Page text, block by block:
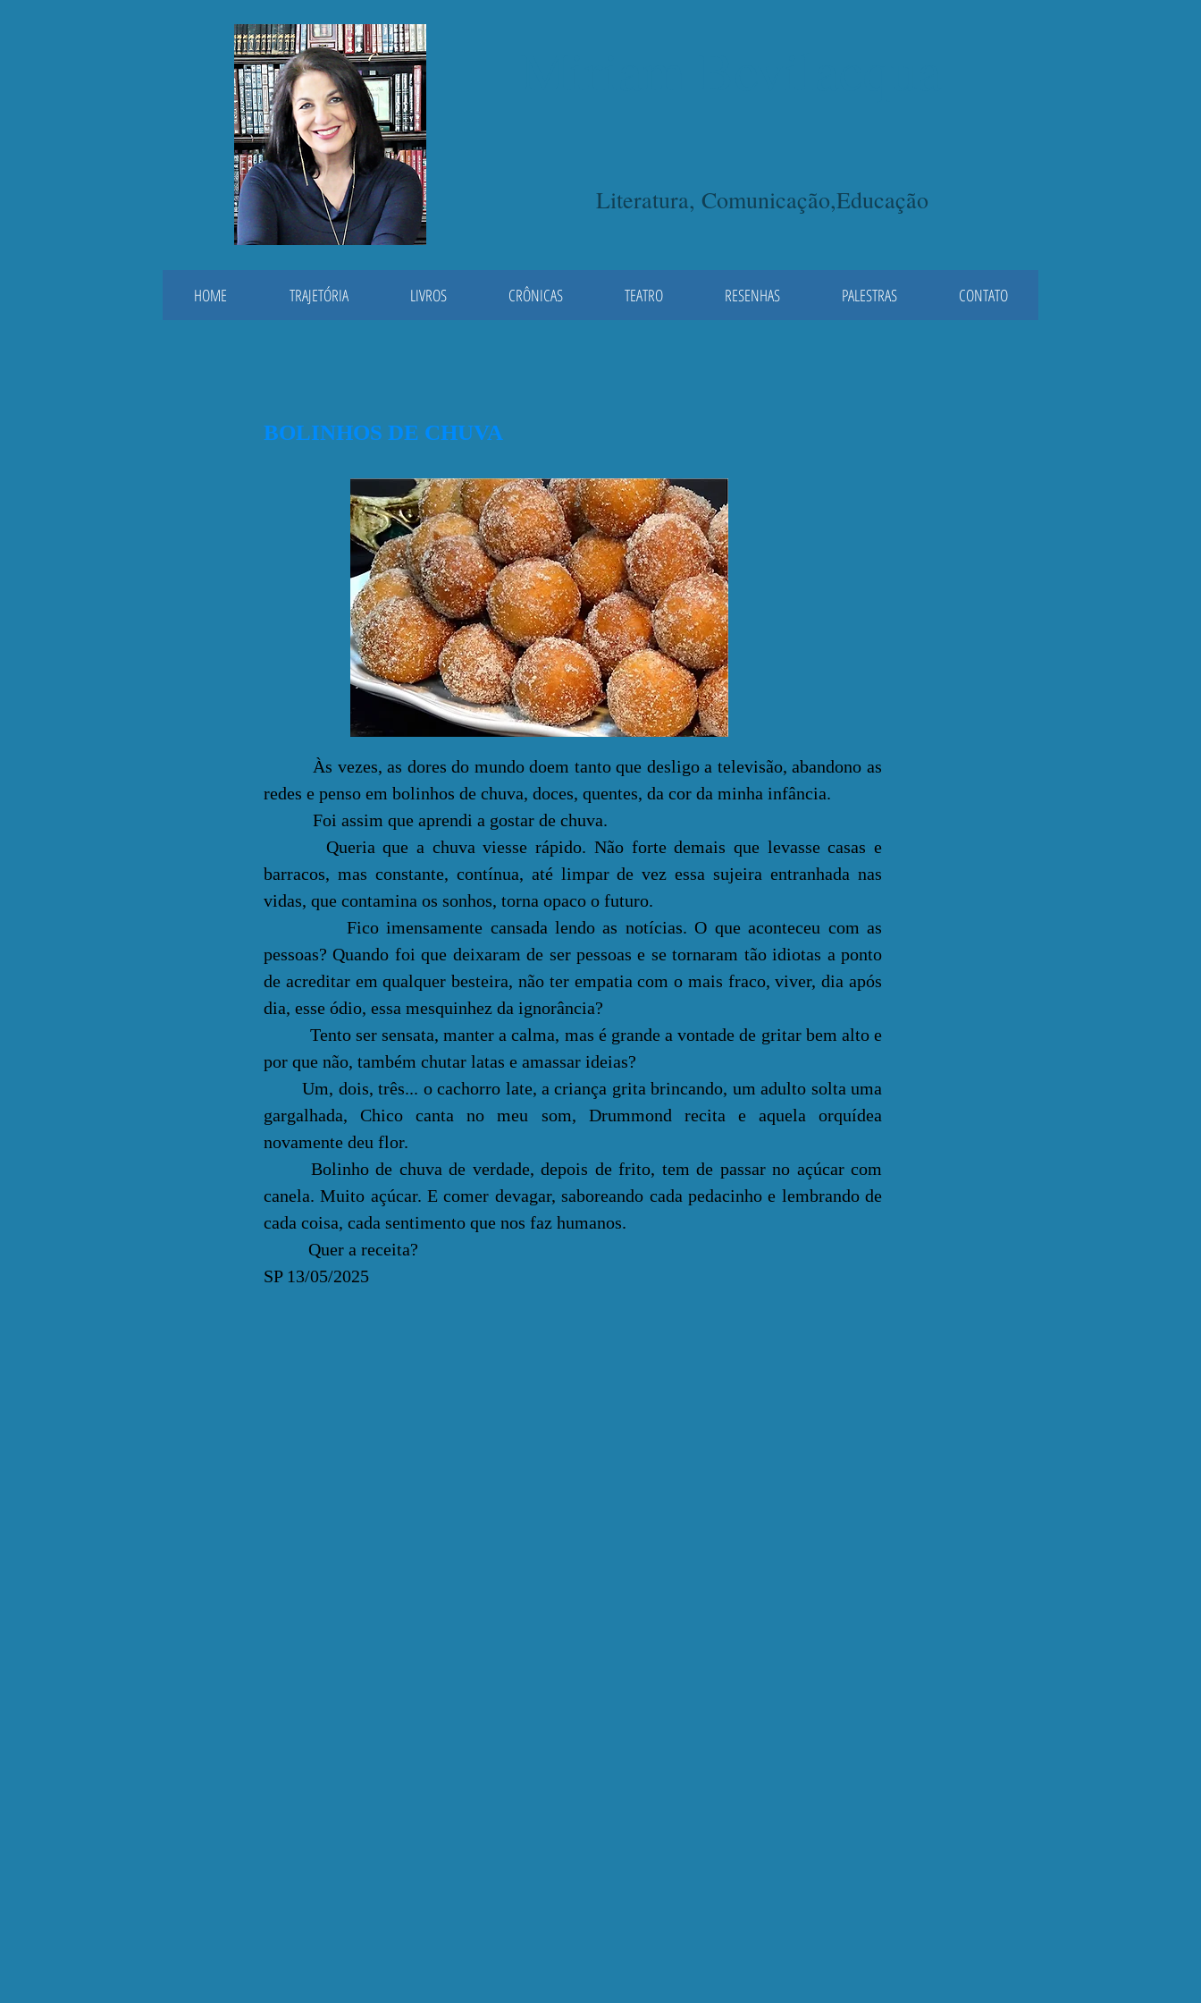
Literatura, Comunicação,Educação
HOME TRAJETÓRIA LIVROS CRÔNICAS TEATRO RESENHAS PALESTRAS CONTATO
BOLINHOS DE CHUVA
Às vezes, as dores do mundo doem tanto que desligo a televisão, abandono as
redes e penso em bolinhos de chuva, doces, quentes, da cor da minha infância.
Foi assim que aprendi a gostar de chuva.
Queria que a chuva viesse rápido. Não forte demais que levasse casas e
barracos, mas constante, contínua, até limpar de vez essa sujeira entranhada nas
vidas, que contamina os sonhos, torna opaco o futuro.
Fico imensamente cansada lendo as notícias. O que aconteceu com as
pessoas? Quando foi que deixaram de ser pessoas e se tornaram tão idiotas a ponto
de acreditar em qualquer besteira, não ter empatia com o mais fraco, viver, dia após
dia, esse ódio, essa mesquinhez da ignorância?
Tento ser sensata, manter a calma, mas é grande a vontade de gritar bem alto e
por que não, também chutar latas e amassar ideias?
Um, dois, três... o cachorro late, a criança grita brincando, um adulto solta uma
gargalhada, Chico canta no meu som, Drummond recita e aquela orquídea
novamente deu flor.
Bolinho de chuva de verdade, depois de frito, tem de passar no açúcar com
canela. Muito açúcar. E comer devagar, saboreando cada pedacinho e lembrando de
cada coisa, cada sentimento que nos faz humanos.
Quer a receita?
SP 13/05/2025